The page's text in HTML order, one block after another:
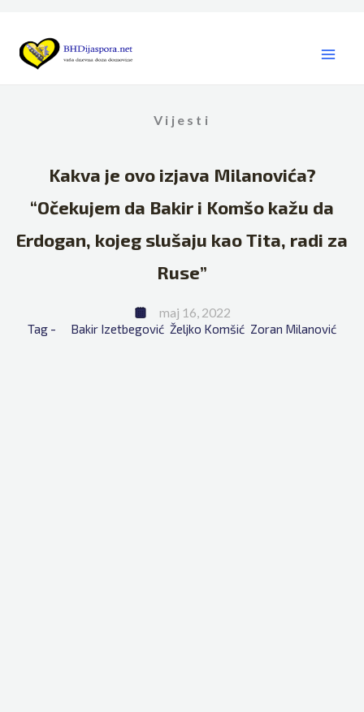
content
Vijesti
Kakva je ovo izjava Milanovića?
“Očekujem da Bakir i Komšo kažu da
Erdogan, kojeg slušaju kao Tita, radi za
Ruse”
maj 16, 2022
Tag - Bakir Izetbegović Željko Komšić Zoran Milanović